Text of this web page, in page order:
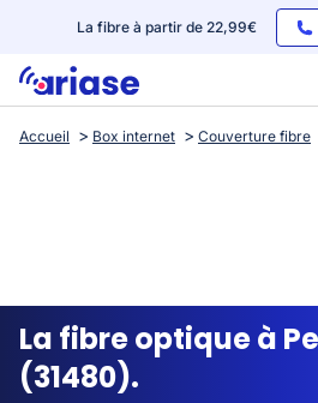
La fibre à partir de 22,99€
Box internet
Streaming
Accueil Box internet Couverture fibre
La fibre optique à
(31480).